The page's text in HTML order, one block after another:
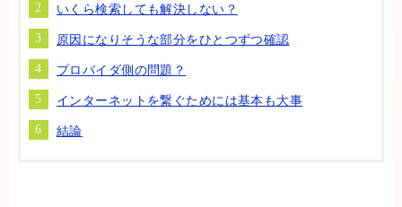
いくら検索しても解決しない？
原因になりそうな部分をひとつずつ確認
プロバイダ側の問題？
インターネットを繋ぐためには基本も大事
結論